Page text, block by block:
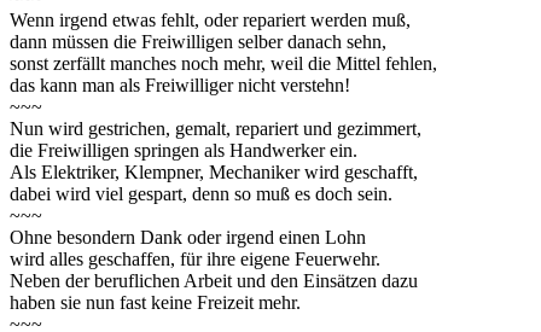
Wenn irgend etwas fehlt, oder repariert werden muß,
dann müssen die Freiwilligen selber danach sehn,
sonst zerfällt manches noch mehr, weil die Mittel fehlen,
das kann man als Freiwilliger nicht verstehn!
~~~
Nun wird gestrichen, gemalt, repariert und gezimmert,
die Freiwilligen springen als Handwerker ein.
Als Elektriker, Klempner, Mechaniker wird geschafft,
dabei wird viel gespart, denn so muß es doch sein.
~~~
Ohne besondern Dank oder irgend einen Lohn
wird alles geschaffen, für ihre eigene Feuerwehr.
Neben der beruflichen Arbeit und den Einsätzen dazu
haben sie nun fast keine Freizeit mehr.
~~~